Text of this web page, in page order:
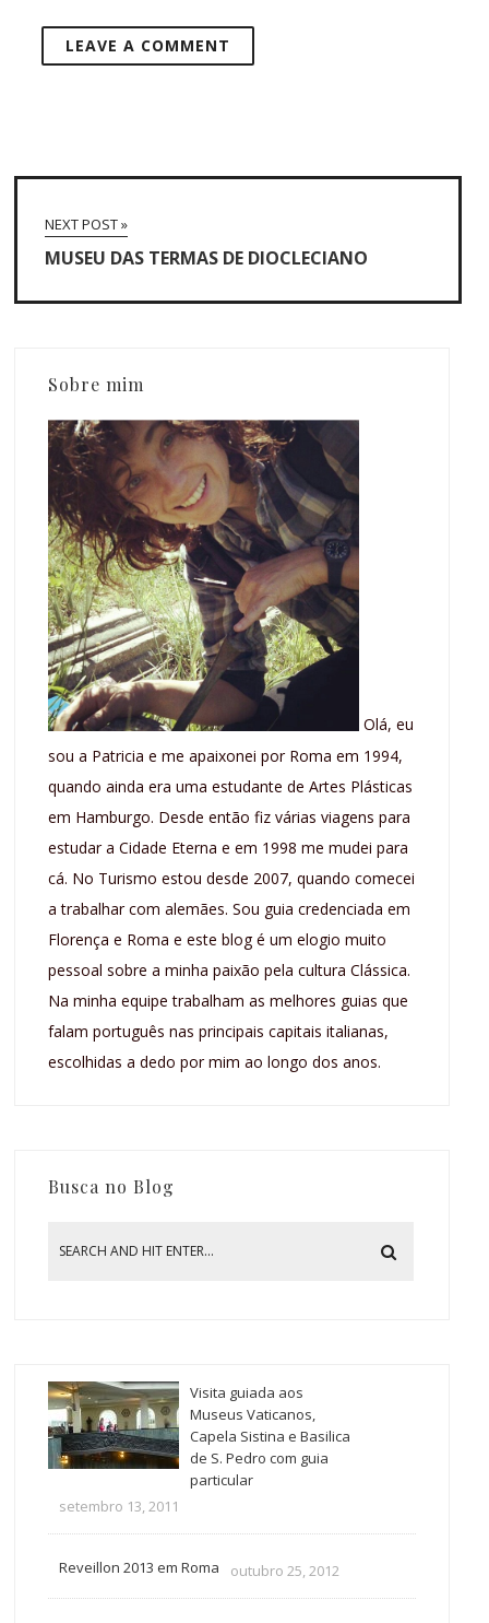
NEXT POST »
MUSEU DAS TERMAS DE DIOCLECIANO
Sobre mim
Olá, eu
sou a Patricia e me apaixonei por Roma em 1994,
quando ainda era uma estudante de Artes Plásticas
em Hamburgo. Desde então fiz várias viagens para
estudar a Cidade Eterna e em 1998 me mudei para
cá. No Turismo estou desde 2007, quando comecei
a trabalhar com alemães. Sou guia credenciada em
Florença e Roma e este blog é um elogio muito
pessoal sobre a minha paixão pela cultura Clássica.
Na minha equipe trabalham as melhores guias que
falam português nas principais capitais italianas,
escolhidas a dedo por mim ao longo dos anos.
Busca no Blog
Visita guiada aos
Museus Vaticanos,
Capela Sistina e Basilica
de S. Pedro com guia
particular
setembro 13, 2011
Reveillon 2013 em Roma outubro 25, 2012